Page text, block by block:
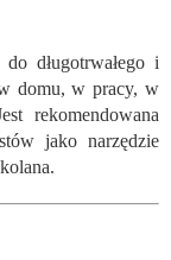
długotrwałego i
domu, w pracy, w
rekomendowana
jako narzędzie